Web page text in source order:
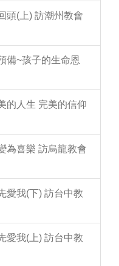
頭(上) 訪潮州教會
備~孩子的生命恩
的人生 完美的信仰
為喜樂 訪烏龍教會
愛我(下) 訪台中教
愛我(上) 訪台中教